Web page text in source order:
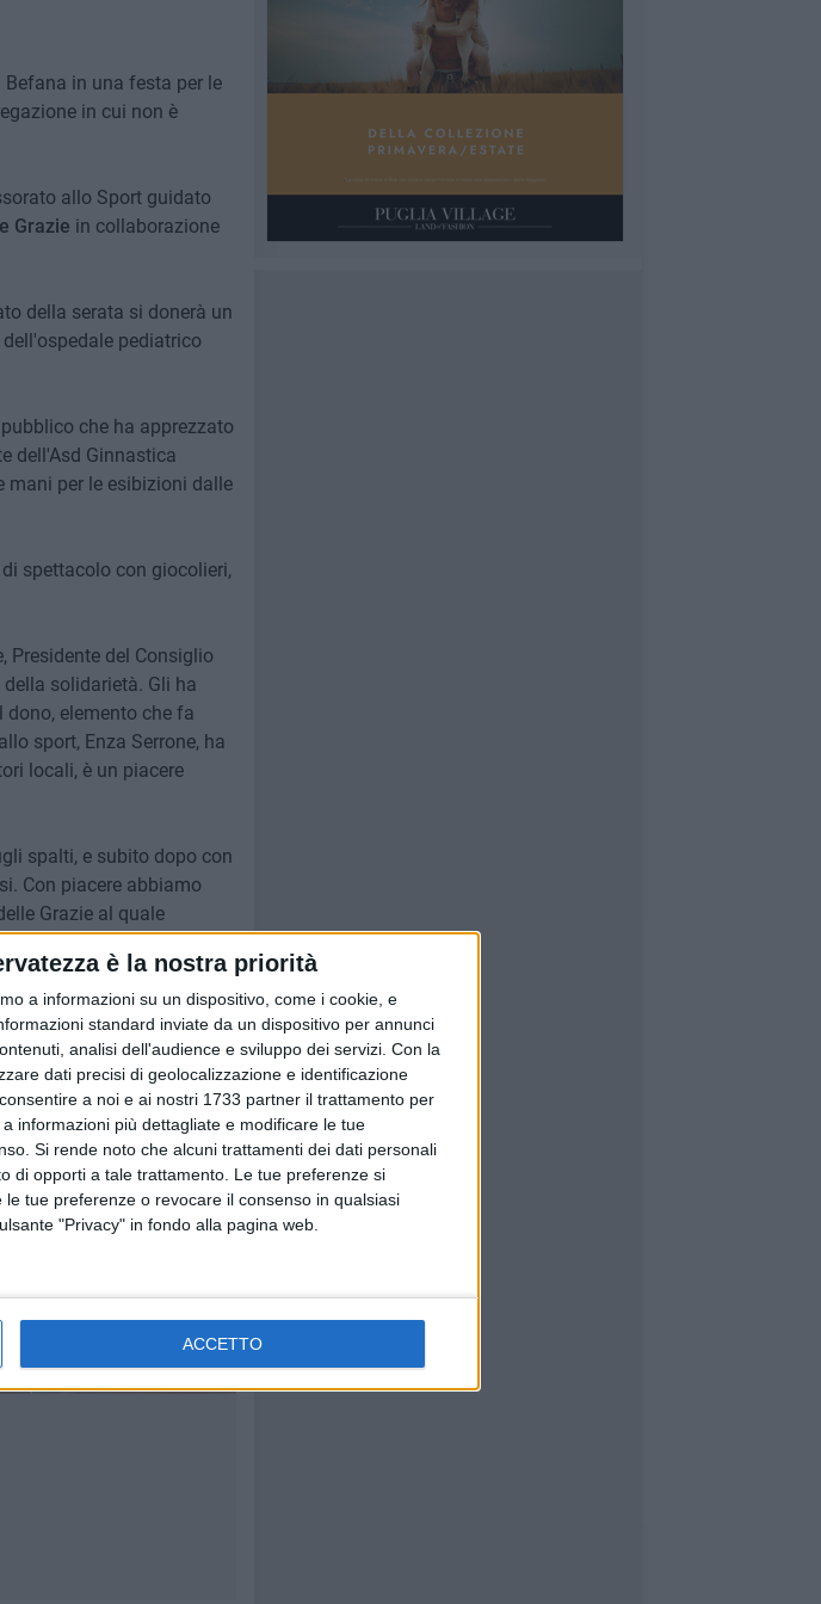
è la nostra priorità
a informazioni su un dispositivo, come i cookie, e
standard inviate da un dispositivo per annunci
analisi dell'audience e sviluppo dei servizi. Con la
dati precisi di geolocalizzazione e identificazione
a noi e ai nostri 1733 partner il trattamento per
informazioni più dettagliate e modificare le tue
Si rende noto che alcuni trattamenti dei dati personali
di opporti a tale trattamento. Le tue preferenze si
tue preferenze o revocare il consenso in qualsiasi
"Privacy" in fondo alla pagina web.
ACCETTO
in una festa per le
in cui non è
allo Sport guidato
Grazie in collaborazione
della serata si donerà un
pediatrico
che ha apprezzato
dell'Asd Ginnastica
mani per le esibizioni dalle
spettacolo con giocolieri,
Presidente del Consiglio
solidarietà. Gli ha
elemento che fa
sport, Enza Serrone, ha
locali, è un piacere
spalti, e subito dopo con
Con piacere abbiamo
Grazie al quale
messa in atto. Ci è
tradizione rivolta ai
iniziative benefiche.
ognuno con le proprie
5 FOTO